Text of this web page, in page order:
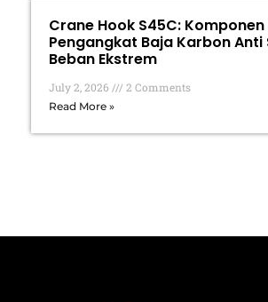
Crane Hook S45C: Komponen
Pengangkat Baja Karbon Anti
Beban Ekstrem
July 2, 2026 2 Comments
Read More »